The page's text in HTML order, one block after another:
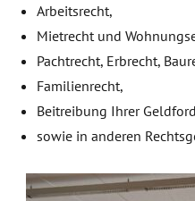
Arbeitsrecht,
Mietrecht und
Pachtrecht, Erbrecht,
Familienrecht,
Beitreibung Ihrer
sowie in anderen